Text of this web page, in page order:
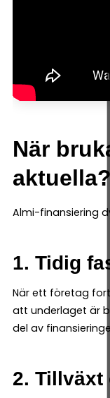
När
aktuella?
Almi-finansiering
1. Tidig
När ett företag
att underlaget är
del av
2. Tillväxt